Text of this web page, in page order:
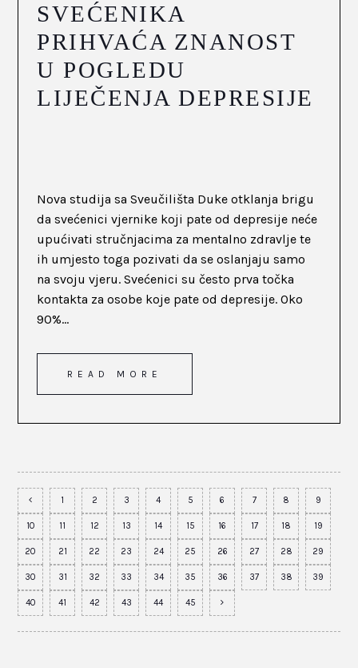
SVEĆENIKA
PRIHVAĆA ZNANOST
U POGLEDU
LIJEČENJA DEPRESIJE
Nova studija sa Sveučilišta Duke otklanja brigu
da svećenici vjernike koji pate od depresije neće
upućivati stručnjacima za mentalno zdravlje te
ih umjesto toga pozivati da se oslanjaju samo
na svoju vjeru. Svećenici su često prva točka
kontakta za osobe koje pate od depresije. Oko
90%...
READ MORE
1 2 3 4 5 6 7 8 9
10 11 12 13 14 15 16 17 18 19
20 21 22 23 24 25 26 27 28 29
30 31 32 33 34 35 36 37 38 39
40 41 42 43 44 45